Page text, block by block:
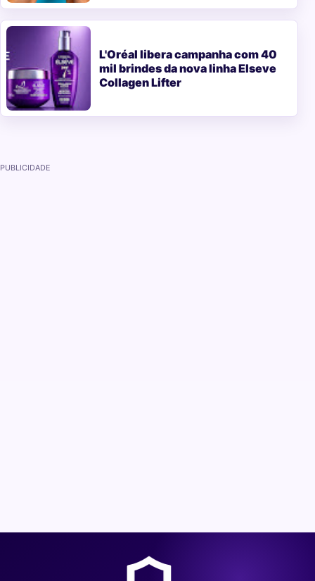
L'Oréal libera campanha com 40
mil brindes da nova linha Elseve
Collagen Lifter
PUBLICIDADE